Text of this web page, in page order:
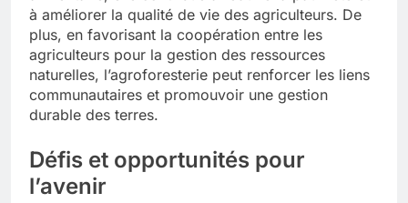
à améliorer la qualité de vie des agriculteurs. De
plus, en favorisant la coopération entre les
agriculteurs pour la gestion des ressources
naturelles, l’agroforesterie peut renforcer les liens
communautaires et promouvoir une gestion
durable des terres.
Défis et opportunités pour
l’avenir